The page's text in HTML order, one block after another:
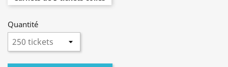
Quantité